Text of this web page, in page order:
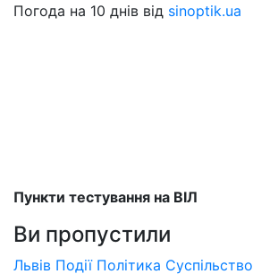
Погода на 10 днів від sinoptik.ua
Пункти тестування на ВІЛ
Ви пропустили
Львів Події Політика Суспільство